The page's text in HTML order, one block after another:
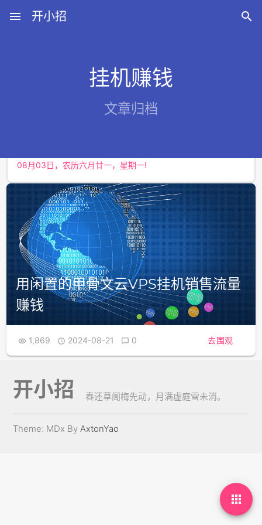
menu 开小招 
挂机赚钱
文章归档
用闲置的甲骨文云VPS挂机销售流量
赚钱
 1,869  2024-08-21  0 去围观

开小招 春还草阁梅先动，月满虚庭雪未消。
Theme: MDx ByAxtonYao
08月07日，农历六月廿五，星期五!
08月03日，农历六月廿一，星期一!